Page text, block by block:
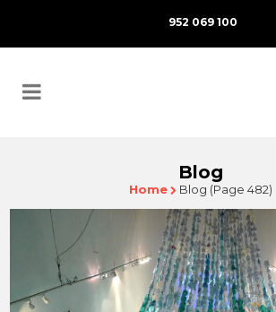
952 069 100
Blog
Home Blog (Page 482)